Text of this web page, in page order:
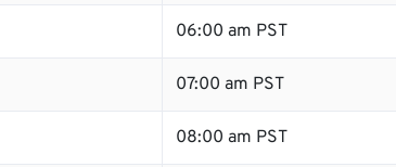
06:00 am PST
07:00 am PST
08:00 am PST